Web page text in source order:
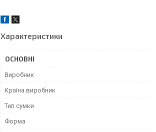
Характеристики
ОСНОВНІ
Виробник
Країна виробник
Тип сумки
Форма